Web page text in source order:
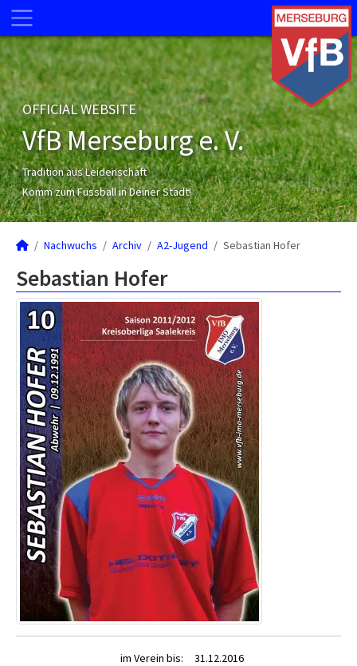
OFFICIAL WEBSITE
VfB Merseburg e. V.
Tradition aus Leidenschaft
Komm zum Fussball in Deiner Stadt!
Nachwuchs Archiv A2-Jugend Sebastian Hofer
Sebastian Hofer
im Verein bis:
31.12.2016